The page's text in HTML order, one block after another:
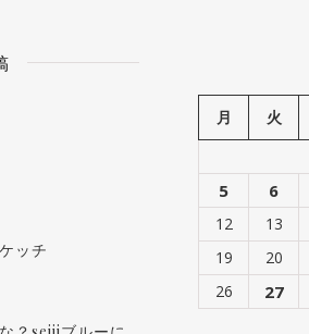
ッチ
月 火
5 6
12
13
19
20
26
27